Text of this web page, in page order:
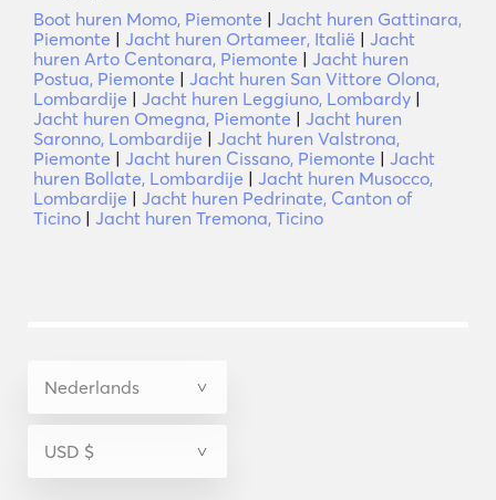
Boot huren Momo, Piemonte | Jacht huren Gattinara,
Piemonte | Jacht huren Ortameer, Italië | Jacht
huren Arto Centonara, Piemonte | Jacht huren
Postua, Piemonte | Jacht huren San Vittore Olona,
Lombardije | Jacht huren Leggiuno, Lombardy |
Jacht huren Omegna, Piemonte | Jacht huren
Saronno, Lombardije | Jacht huren Valstrona,
Piemonte | Jacht huren Cissano, Piemonte | Jacht
huren Bollate, Lombardije | Jacht huren Musocco,
Lombardije | Jacht huren Pedrinate, Canton of
Ticino | Jacht huren Tremona, Ticino